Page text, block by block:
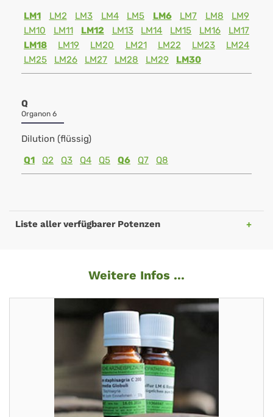
LM1 LM2 LM3 LM4 LM5 LM6 LM7 LM8
LM9
LM10
LM11 LM12 LM13 LM14 LM15 LM16
LM17
LM18
LM19 LM20 LM21 LM22 LM23
LM24
LM25
LM26 LM27 LM28 LM29 LM30
Q
Organon 6
Dilution (flüssig)
Q1
Q2 Q3 Q4 Q5 Q6 Q7 Q8
Liste aller verfügbarer Potenzen
Weitere Infos ...